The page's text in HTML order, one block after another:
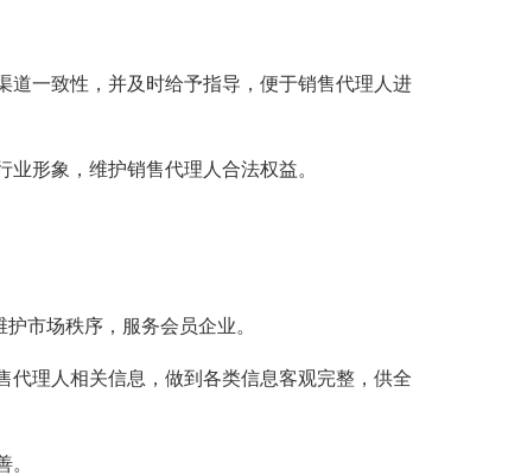
一致性，并及时给予指导，便于销售代理人进
形象，维护销售代理人合法权益。
市场秩序，服务会员企业。
理人相关信息，做到各类信息客观完整，供全